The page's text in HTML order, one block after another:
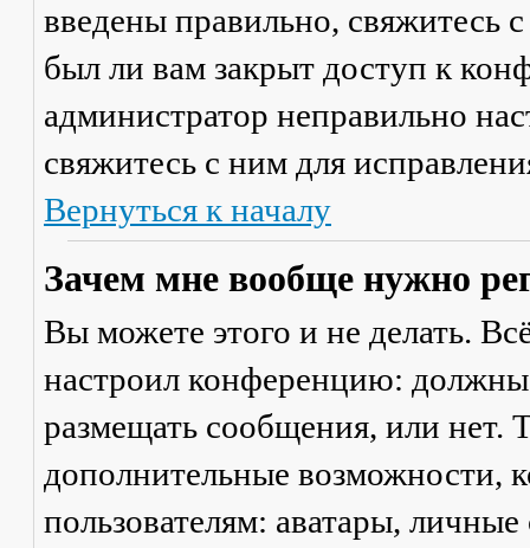
введены правильно, свяжитесь
был ли вам закрыт доступ к
администратор неправильно
свяжитесь с ним для
Вернуться к началу
Зачем мне вообще нужно
Вы можете этого и не делать.
настроил конференцию: должны
размещать сообщения, или нет.
дополнительные возможности,
пользователям: аватары,